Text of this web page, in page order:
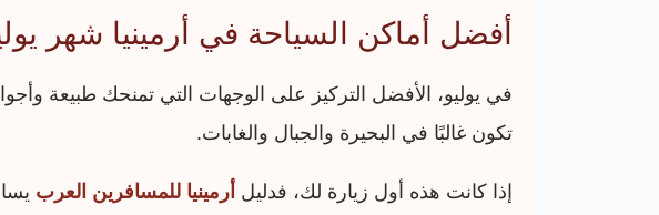
أفضل أماكن السياحة في أرمينيا شهر
في يوليو، الأفضل التركيز على الوجهات التي تمنحك طبيعة
تكون غالبًا في البحيرة والجبال والغابات.
إذا كانت هذه أول زيارة لك، فدليل أرمينيا للمسافرين العرب